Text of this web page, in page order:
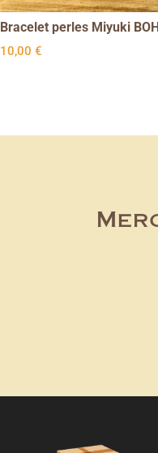
Bracelet perles Miyuki
10,00€